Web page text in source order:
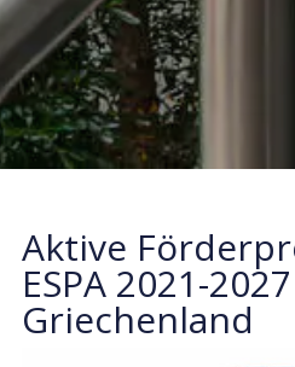
Aktive
ESPA 2021-
Griechenland